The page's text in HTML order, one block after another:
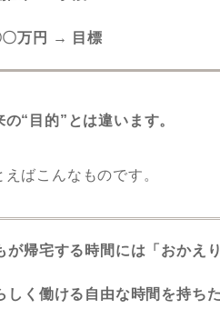
〇万円 → 目標
の“目的”とは違います。
ばこんなものです。
が帰宅する時間には「おかえ
しく働ける自由な時間を持ち